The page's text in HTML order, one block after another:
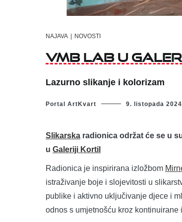
NAJAVA NOVOSTI
VMB lab u
Lazurno slikanje i kolorizam
Portal ArtKvart 9. listopada
Slikarska radionica održat će se u
u Galeriji Kortil
Radionica je inspirirana izložbom
istraživanje boje i slojevitosti u
publike i aktivno uključivanje djece i
odnos s umjetnošću kroz